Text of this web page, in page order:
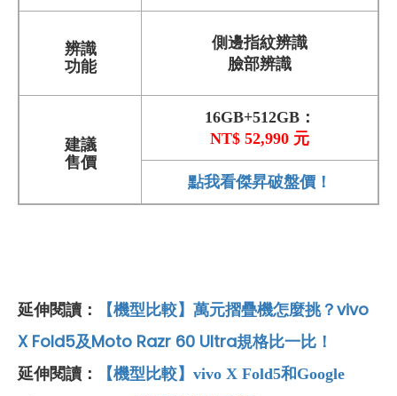
辨識
功能
側邊指紋辨識
臉部辨識
建議
售價
16GB+512GB：
NT$ 52,990 元
點我看傑昇破盤價！
延伸閱讀：
【機型比較】萬元摺疊機怎麼挑？vivo
X Fold5及Moto Razr 60 Ultra規格比一比！
延伸閱讀：
【機型比較】vivo X Fold5和Google